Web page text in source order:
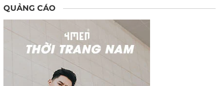
QUẢNG CÁO